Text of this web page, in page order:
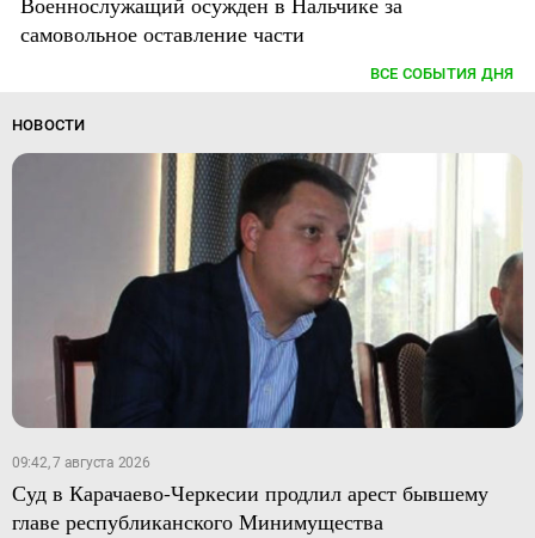
самовольное оставление части
ВСЕ СОБЫТИЯ ДНЯ
НОВОСТИ
09:42, 7 августа 2026
Суд в Карачаево-Черкесии продлил арест бывшему
главе республиканского Минимущества